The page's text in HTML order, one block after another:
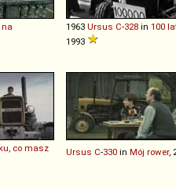
na
1963 Ursus C-328 in 100
1993
co masz
Ursus C-330 in Mój rower,